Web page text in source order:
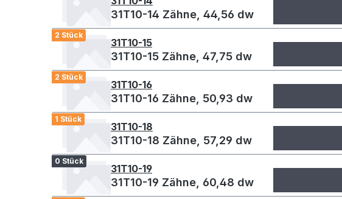
31T10-14 Zähne, 44,56 dw
2 Stück
31T10-15
31T10-15 Zähne, 47,75 dw
2 Stück
31T10-16
31T10-16 Zähne, 50,93 dw
1 Stück
31T10-18
31T10-18 Zähne, 57,29 dw
0 Stück
31T10-19
31T10-19 Zähne, 60,48 dw